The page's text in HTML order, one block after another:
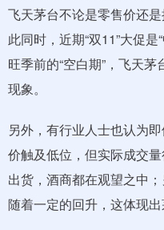
飞天茅台不论是零售价还
此同时，近期“双11”大促
旺季前的“空白期”，飞天
现象。
另外，有行业人士也认为
价触及低位，但实际成交
出货，酒商都在观望之中
随着一定的回升，这体现出